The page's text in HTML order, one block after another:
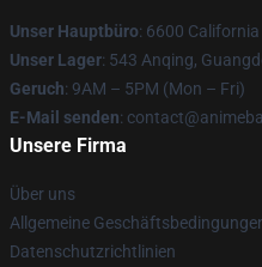
Unser Hauptbüro: 6600
Unser Lager: 543 Anqing,
Geruch: 9AM – 5PM (Mon – Fri)
E-Mail senden:
Unsere Firma
Über uns
Allgemeine
Datenschutzrichtlinien